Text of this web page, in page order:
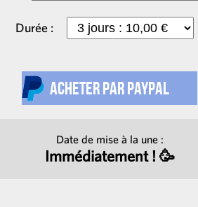
Durée :
Date de mise à la une :
Immédiatement ! 🥳